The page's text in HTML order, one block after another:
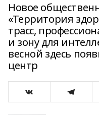
Новое
«Территория
трасс,
и зону для
весной здесь
центр